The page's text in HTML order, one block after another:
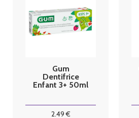
Gum
Dentifrice
Enfant 3+ 50ml
2.49€